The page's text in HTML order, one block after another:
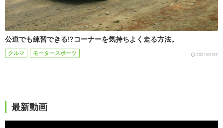
公道でも練習できる!?コーナーを気持ちよく走る方法。
クルマ モータースポーツ 2021/01/07
最新動画